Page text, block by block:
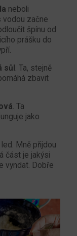
neboli
vodou začne
špínu od
prášku do
sůl . Ta, stejně
zbavit
. Ta
jako
Mně přijdou
část je jakýsi
vyndat. Dobře